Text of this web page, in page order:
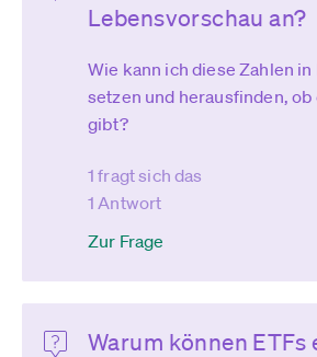
Lebensvorschau an?
Wie kann ich diese Zahlen
setzen und herausfinden, ob
gibt?
1 fragt sich das
1 Antwort
Zur Frage
Warum können ETFs